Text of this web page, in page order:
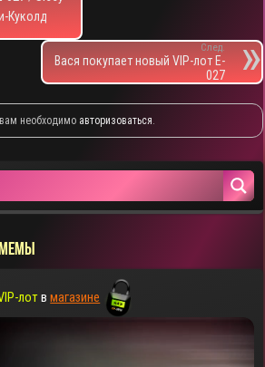
Куколд
След.
Вася покупает новый VIP-лот E-
027
необходимо авторизоваться.
МЕМЫ
лотвмагазине